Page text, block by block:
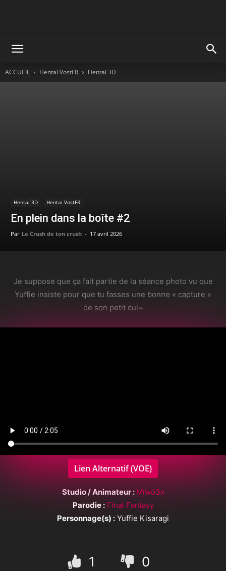
ACCUEIL Hentai VostFR Hentai 3D
Hentai 3D Hentai VostFR
En plein dans la boîte #2
Par Le Crush de ton crush - 17 avril 2026
Je suppose que ça fait partie de la séance photo vu que
Yuffie insiste pour que tu fasses une bonne « capture »
de son petit cul~
Lien Alternatif (VOE)
Studio / Animateur : Miwo3x
Parodie : Final Fantasy
Personnage(s) : Yuffie Kisaragi
1 0